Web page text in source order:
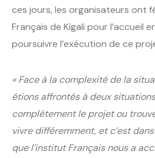
ces jours, les organisateurs ont
Français de Kigali pour l’accueil
poursuivre l’exécution de ce
« Face à la complexité de la
étions affrontés à deux
complétement le projet ou
vivre différemment, et c’est
que l’institut Français nous a